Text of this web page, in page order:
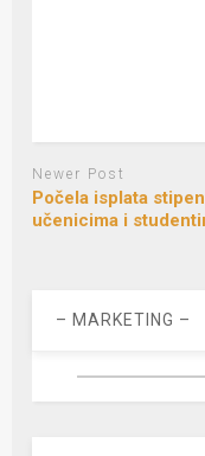
Newer Post
Počela isplata
učenicima i
– MARKETING –